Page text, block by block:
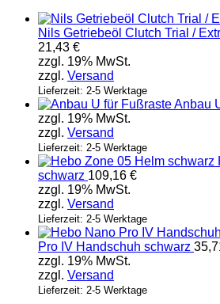
Nils Getriebeöl Clutch Trial /
21,43 €
zzgl. 19% MwSt.
zzgl. Versand
Lieferzeit: 2-5 Werktage
Anbau
zzgl. 19% MwSt.
zzgl. Versand
Lieferzeit: 2-5 Werktage
schwarz 109,16 €
zzgl. 19% MwSt.
zzgl. Versand
Lieferzeit: 2-5 Werktage
Pro IV Handschuh schwarz
zzgl. 19% MwSt.
zzgl. Versand
Lieferzeit: 2-5 Werktage